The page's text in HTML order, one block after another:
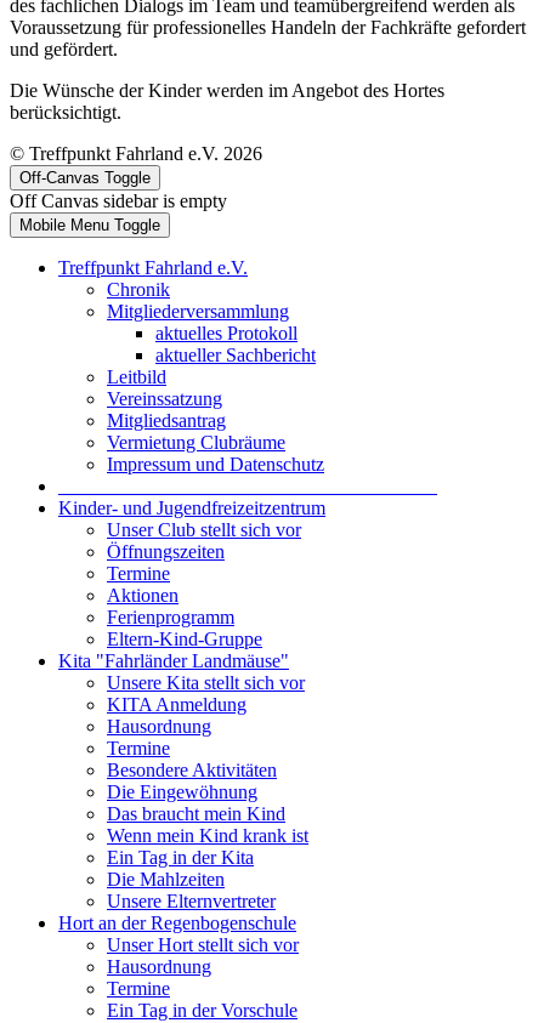
des fachlichen Dialogs im Team und teamübergreifend werden als
Voraussetzung für professionelles Handeln der Fachkräfte gefordert
und gefördert.
Die Wünsche der Kinder werden im Angebot des Hortes
berücksichtigt.
© Treffpunkt Fahrland e.V. 2026
Off-Canvas Toggle
Off Canvas sidebar is empty
Mobile Menu Toggle
Treffpunkt Fahrland e.V.
Chronik
Mitgliederversammlung
aktuelles Protokoll
aktueller Sachbericht
Leitbild
Vereinssatzung
Mitgliedsantrag
Vermietung Clubräume
Impressum und Datenschutz
Kinder- und Jugendfreizeitzentrum
Unser Club stellt sich vor
Öffnungszeiten
Termine
Aktionen
Ferienprogramm
Eltern-Kind-Gruppe
Kita "Fahrländer Landmäuse"
Unsere Kita stellt sich vor
KITA Anmeldung
Hausordnung
Termine
Besondere Aktivitäten
Die Eingewöhnung
Das braucht mein Kind
Wenn mein Kind krank ist
Ein Tag in der Kita
Die Mahlzeiten
Unsere Elternvertreter
Hort an der Regenbogenschule
Unser Hort stellt sich vor
Hausordnung
Termine
Ein Tag in der Vorschule